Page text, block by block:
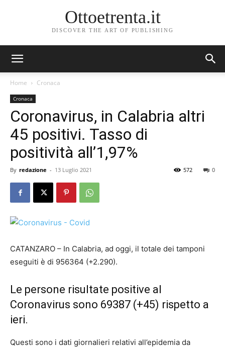
Ottoetrenta.it
DISCOVER THE ART OF PUBLISHING
Home Cronaca
Cronaca
Coronavirus, in Calabria altri
45 positivi. Tasso di
positività all’1,97%
By redazione - 13 Luglio 2021 0
572
CATANZARO – In Calabria, ad oggi, il totale dei tamponi
eseguiti è di 956364 (+2.290).
Le persone risultate positive al
Coronavirus sono 69387 (+45) rispetto a
ieri.
Questi sono i dati giornalieri relativi all’epidemia da